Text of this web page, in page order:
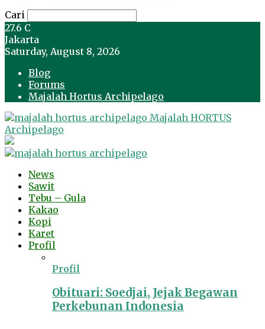
Cari
27.6 C
Jakarta
Saturday, August 8, 2026
Blog
Forums
Majalah Hortus Archipelago
Majalah HORTUS
Archipelago
News
Sawit
Tebu – Gula
Kakao
Kopi
Karet
Profil
Profil
Obituari: Soedjai, Jejak Begawan
Perkebunan Indonesia